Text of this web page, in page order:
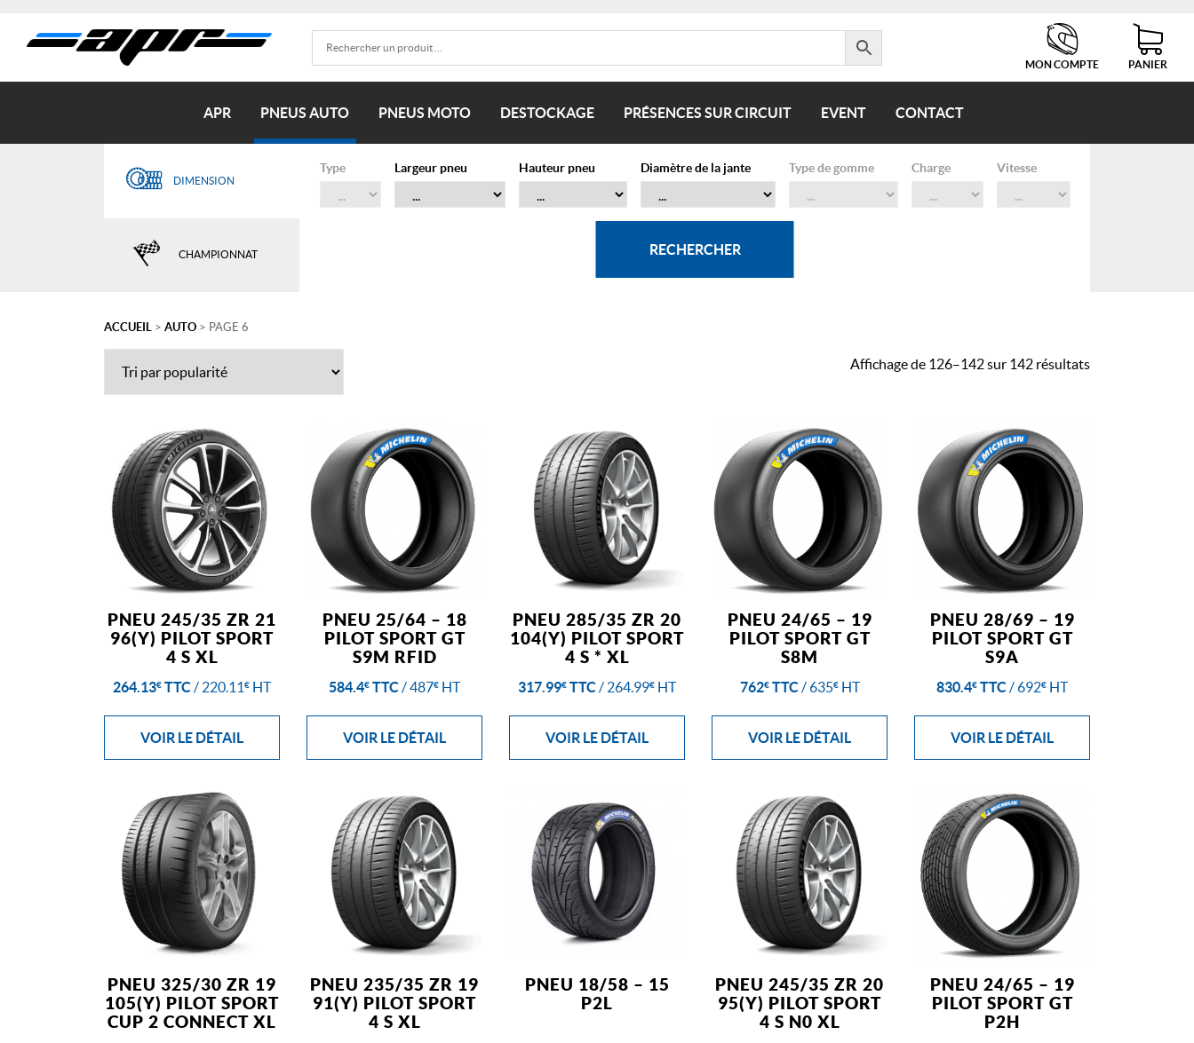
MON COMPTE PANIER
APR PNEUS AUTO PNEUS MOTO DESTOCKAGE PRÉSENCES SUR CIRCUIT EVENT CONTACT
DIMENSION
CHAMPIONNAT
Type Largeur pneu Hauteur pneu Diamètre de la jante Type de gomme Charge Vitesse
ACCUEIL > AUTO > PAGE 6
Affichage de 126–142 sur 142 résultatsTrié
PNEU 245/35 ZR 21
96(Y) PILOT SPORT
4 S XL
264.13€ TTC/ 220.11€ HT
VOIR LE DÉTAIL
PNEU 25/64 – 18
PILOT SPORT GT
S9M RFID
584.4€ TTC/487€ HT
VOIR LE DÉTAIL
PNEU 285/35 ZR 20
104(Y) PILOT SPORT
4 S * XL
317.99€ TTC/ 264.99€ HT
VOIR LE DÉTAIL
PNEU 24/65 – 19
PILOT SPORT GT
S8M
762€TTC/635€HT
VOIR LE DÉTAIL
PNEU 28/69 – 19
PILOT SPORT GT
S9A
830.4€ TTC/692€ HT
VOIR LE DÉTAIL
PNEU 325/30 ZR 19
105(Y) PILOT SPORT
CUP 2 CONNECT XL
PNEU 235/35 ZR 19
91(Y) PILOT SPORT
4 S XL
PNEU 18/58 – 15
P2L
PNEU 245/35 ZR 20
95(Y) PILOT SPORT
4 S N0 XL
PNEU 24/65 – 19
PILOT SPORT GT
P2H